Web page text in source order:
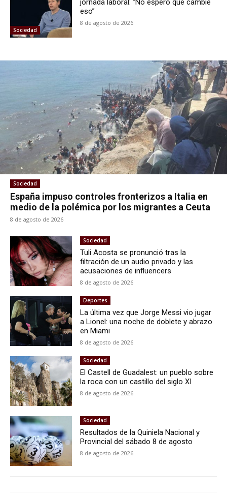
Sociedad
eso”
8 de agosto de 2026
Sociedad
España impuso controles fronterizos a Italia en
medio de la polémica por los migrantes a Ceuta
8 de agosto de 2026
Sociedad
Tuli Acosta se pronunció tras la
filtración de un audio privado y las
acusaciones de influencers
8 de agosto de 2026
Deportes
La última vez que Jorge Messi vio jugar
a Lionel: una noche de doblete y abrazo
en Miami
8 de agosto de 2026
Sociedad
El Castell de Guadalest: un pueblo sobre
la roca con un castillo del siglo XI
8 de agosto de 2026
Sociedad
Resultados de la Quiniela Nacional y
Provincial del sábado 8 de agosto
8 de agosto de 2026